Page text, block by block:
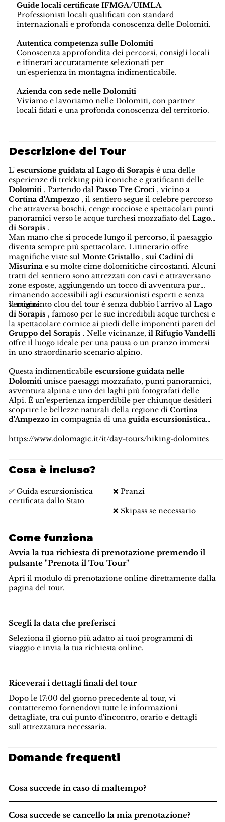
Guide locali certificate IFMGA/UIMLA
Professionisti locali qualificati con standard
internazionali e profonda conoscenza delle Dolomiti.
Autentica competenza sulle Dolomiti
Conoscenza approfondita dei percorsi, consigli locali
e itinerari accuratamente selezionati per
un'esperienza in montagna indimenticabile.
Azienda con sede nelle Dolomiti
Viviamo e lavoriamo nelle Dolomiti, con partner
locali fidati e una profonda conoscenza del territorio.
Descrizione del Tour
L'escursione guidata al Lago di Sorapis è una delle
esperienze di trekking più iconiche e gratificanti delle
Dolomiti . Partendo dalPasso Tre Croci , vicino a
Cortina d'Ampezzo , il sentiero segue il celebre percorso
che attraversa boschi, cenge rocciose e spettacolari punti
panoramici verso le acque turchesi mozzafiato delLago
di Sorapis .
Man mano che si procede lungo il percorso, il paesaggio
diventa sempre più spettacolare. L'itinerario offre
magnifiche viste sulMonte Cristallo ,sui Cadini di
Misurina e su molte cime dolomitiche circostanti. Alcuni
tratti del sentiero sono attrezzati con cavi e attraversano
zone esposte, aggiungendo un tocco di avventura pur
rimanendo accessibili agli escursionisti esperti e senza
vertigini.
Il momento clou del tour è senza dubbio l'arrivo alLago
di Sorapis , famoso per le sue incredibili acque turchesi e
la spettacolare cornice ai piedi delle imponenti pareti del
Gruppo del Sorapis . Nelle vicinanze,il Rifugio Vandelli
offre il luogo ideale per una pausa o un pranzo immersi
in uno straordinario scenario alpino.
Questa indimenticabileescursione guidata nelle
Dolomiti unisce paesaggi mozzafiato, punti panoramici,
avventura alpina e uno dei laghi più fotografati delle
Alpi. È un'esperienza imperdibile per chiunque desideri
scoprire le bellezze naturali della regione diCortina
d'Ampezzo in compagnia di una guida escursionistica
https://www.dolomagic.it/it/day-tours/hiking-dolomites
Cosa è incluso?
✅ Guida escursionistica
certificata dallo Stato
❌ Pranzi
❌ Skipass se necessario
Come funziona
Avvia la tua richiesta di prenotazione premendo il
pulsante "Prenota il Tou Tour"
Apri il modulo di prenotazione online direttamente dalla
pagina del tour.
Scegli la data che preferisci
Seleziona il giorno più adatto ai tuoi programmi di
viaggio e invia la tua richiesta online.
Riceverai i dettagli finali del tour
Dopo le 17:00 del giorno precedente al tour, vi
contatteremo fornendovi tutte le informazioni
dettagliate, tra cui punto d'incontro, orario e dettagli
sull'attrezzatura necessaria.
Domande frequenti
Cosa succede in caso di maltempo?
Cosa succede se cancello la mia prenotazione?